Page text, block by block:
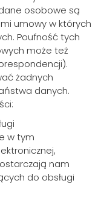
osobowe są
umowy w których
Poufność tych
może też
żadnych
danych.
w tym
nam
do obsługi